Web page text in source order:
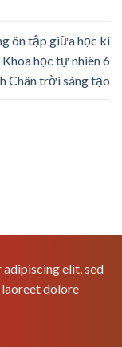
ôn tập giữa học kì
Khoa học tự nhiên 6
Chân trời sáng tạo
elit, sed
dolore